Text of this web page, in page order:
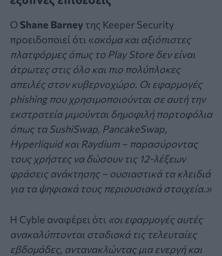
Ο Shane Barneyτης Keeper Security
προειδοποιεί ότι «ακόμα και αξιόπιστες
πλατφόρμες όπως το Play Store δεν είναι
άτρωτες στις όλο και πιο πολύπλοκες
απειλές στον κυβερνοχώρο. Οι εφαρμογές
phishing που χρησιμοποιούνται σε αυτή την
εκστρατεία μιμούνται δημοφιλή πορτοφόλια
όπως τα SushiSwap, PancakeSwap,
Hyperliquid και Raydium – παρασύροντας
τους χρήστες να δώσουν τις 12-λέξεων
φράσεις ανάκτησης – ουσιαστικά τα κλειδιά
για τα ψηφιακά τους περιουσιακά στοιχεία.»
Η Cyble αναφέρει ότι «οι εφαρμογές αυτές
ανακαλύπτονται σταδιακά τις τελευταίες
εβδομάδες, αντανακλώντας μια ενεργή και